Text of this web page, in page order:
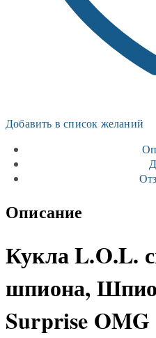
Добавить в список желаний
Описание
Кукла L.O.L.
шпиона,
Surprise